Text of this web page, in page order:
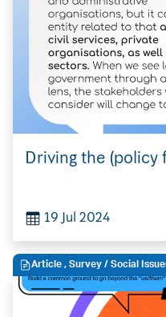
Driving the (policy
19 Jul 2024
Article , Survey / Social